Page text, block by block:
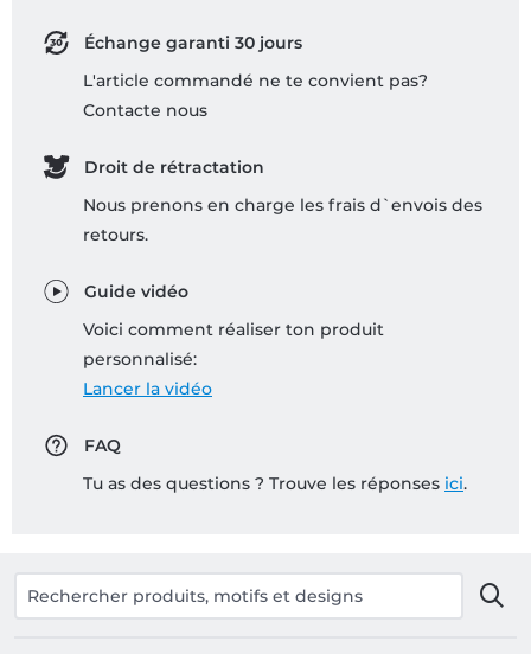
Échange garanti 30 jours
L'article commandé ne te convient pas?
Contacte nous
Droit de rétractation
Nous prenons en charge les frais d`envois des
retours.
Guide vidéo
Voici comment réaliser ton produit
personnalisé:
Lancer la vidéo
FAQ
Tu as des questions ? Trouve les réponses ici.